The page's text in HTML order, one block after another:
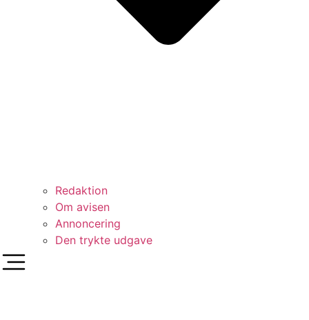
Redaktion
Om avisen
Annoncering
Den trykte udgave